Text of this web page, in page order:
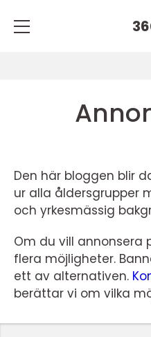
Den här bloggen blir
ur alla åldersgrupper
och yrkesmässig
Om du vill annonsera
flera möjligheter.
ett av alternativen.
berättar vi om vilka